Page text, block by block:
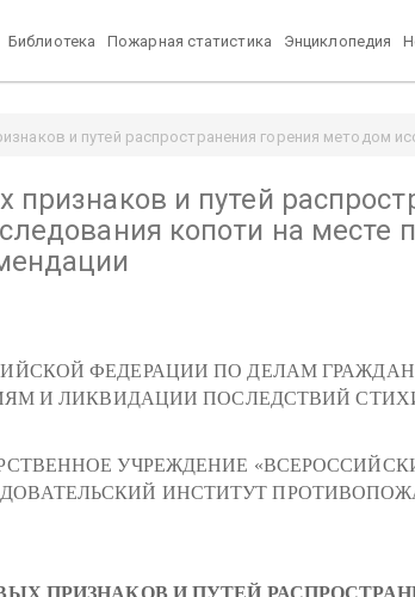
Библиотека Пожарная статистика Энциклопедия
и путей распространения горения методом
и путей
копоти на месте
ФЕДЕРАЦИИ ПО ДЕЛАМ
И ЛИКВИДАЦИИ ПОСЛЕДСТВИЙ
УЧРЕЖДЕНИЕ
ИНСТИТУТ
ПРИЗНАКОВ И ПУТЕЙ